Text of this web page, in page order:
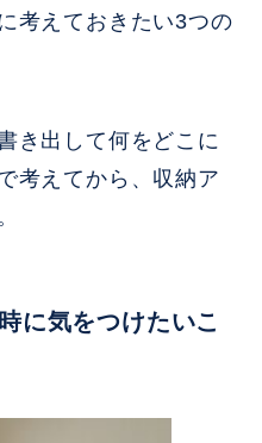
考えておきたい3つの
き出して何をどこに
考えてから、収納ア
に気をつけたいこ